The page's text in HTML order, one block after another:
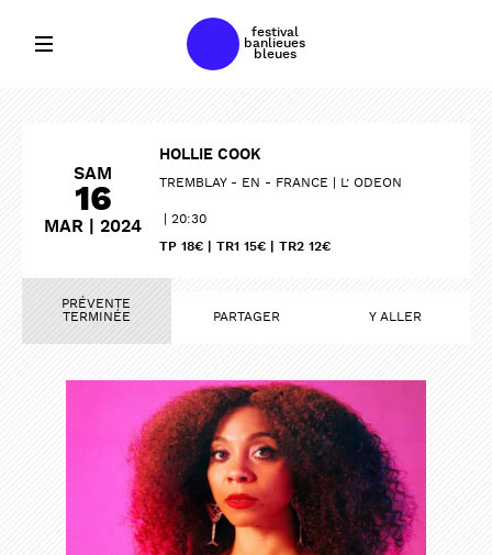
festival
banlieues
bleues
SAM
16
MAR | 2024
HOLLIE COOK
TREMBLAY - EN - FRANCE L’ ODEON
20:30
TP 18€ | TR1 15€ | TR2 12€
PRÉVENTE
TERMINÉE PARTAGER Y ALLER